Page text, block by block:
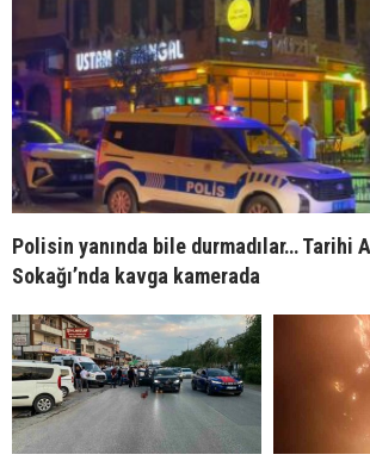
Polisin yanında bile durmadılar… Tarihi
Sokağı’nda kavga kamerada